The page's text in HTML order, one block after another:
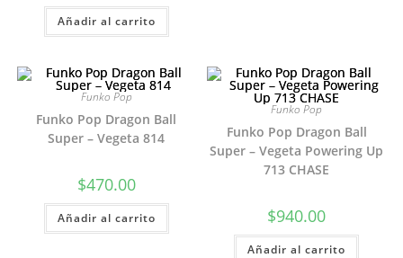
Añadir al carrito
Funko Pop
Funko Pop Dragon Ball
Super – Vegeta 814
$470.00
Añadir al carrito
Funko Pop
Funko Pop Dragon Ball
Super – Vegeta Powering Up
713 CHASE
$940.00
Añadir al carrito